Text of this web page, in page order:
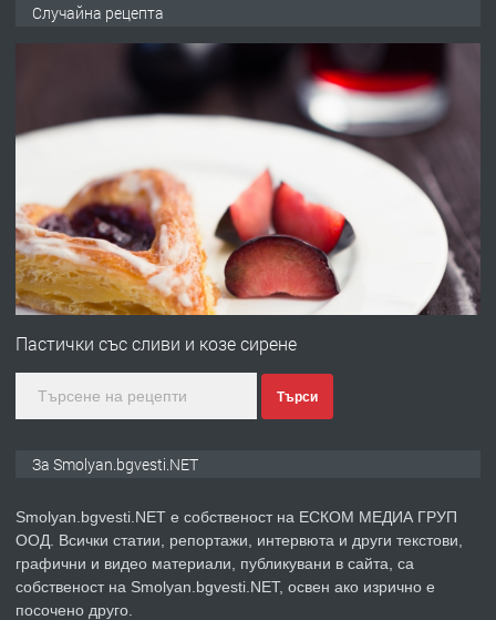
преди 2 години
ПРЕДЛАГА
УДЪЛЖАВАНЕ НА ЧОВЕШКИЯТ
ЖИВОТ И ПОДОБРЯВАНЕ НА
НЕГОВОТО КАЧЕСТВО
преди 2 години
ПРЕДЛАГА Имот в Северна Гърция, до Кавала
преди 2 години
ПРЕДЛАГА КЪЩА В МАРОНЯ
Случайна рецепта
Пастички със сливи и козе сирене
Търси
За Smolyan.bgvesti.NET
Smolyan.bgvesti.NET е собственост на ЕСКОМ МЕДИА ГРУП
ООД. Всички статии, репортажи, интервюта и други текстови,
графични и видео материали, публикувани в сайта, са
собственост на Smolyan.bgvesti.NET, освен ако изрично е
посочено друго.